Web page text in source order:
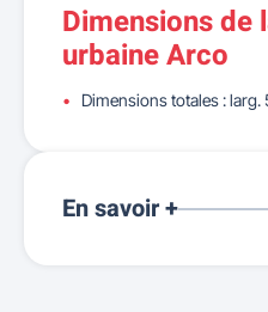
Dimensions de
urbaine Arco
Dimensions totales : larg.
En savoir +